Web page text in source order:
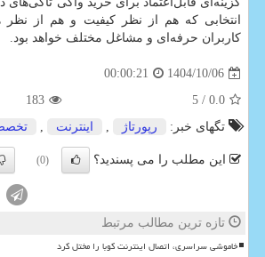
انتخابی که هم از نظر کیفیت و هم از نظر
کاربران حرفه‌ای و مشاغل مختلف خواهد بود.
1404/10/06
00:00:21
0.0
/ 5
183
تگهای خبر:
رپورتاژ , اینترنت ,
این مطلب را می پسندید؟ (0)
تازه ترین مطالب مرتبط
خاموشی سراسری، اتصال اینترنت کوبا را مختل کرد